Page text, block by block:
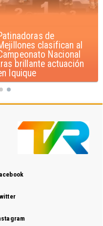
programa de
de gatos
a niños con